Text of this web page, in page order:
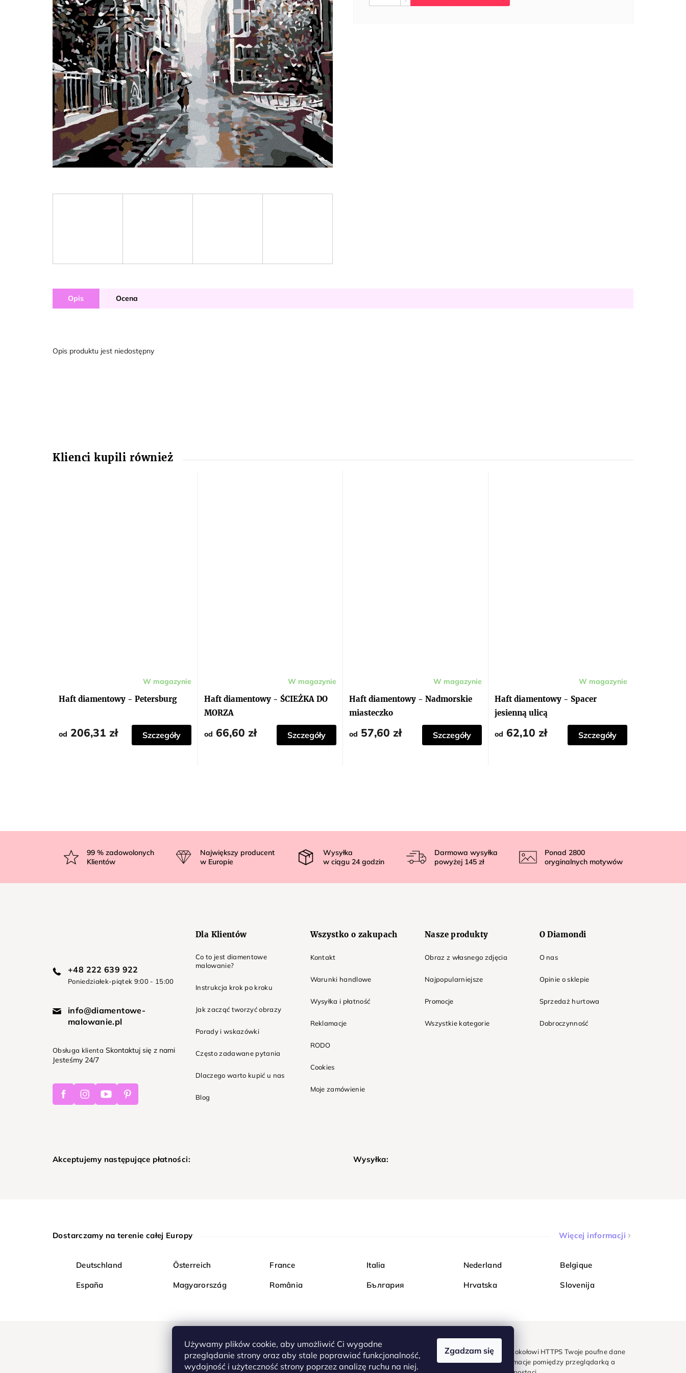
Używamy plików cookie, aby umożliwić Ci wygodne
przeglądanie strony oraz aby stale poprawiać funkcjonalność,
wydajność i użyteczność strony poprzez analizę ruchu na niej.
Zgadzam się
Opis Ocena
Opis produktu jest niedostępny
Haft diamentowy - Petersburg
W magazynie
od 206,31 zł Szczegóły
Haft diamentowy - ŚCIEŻKA DO
MORZA
W magazynie
od 66,60 zł Szczegóły
Haft diamentowy - Nadmorskie
miasteczko
produktu
wynosi
5,0
na
gwiazdek.
W magazynie
od 57,60 zł Szczegóły
Haft diamentowy - Spacer
jesienną ulicą
W magazynie
od 62,10 zł Szczegóły
p
99% zadowolonych
Klientów
Największy producent
w Europie
Wysyłka
w ciągu 24 godzin
Darmowa wysyłka
powyżej 145 zł
Ponad 2800
oryginalnych motywów
+48 222 639 922
Poniedziałek-piątek 9:00 - 15:00
info@diamentowe-
malowanie.pl
Obsługa klienta Skontaktuj się z nami
Jesteśmy 24/7
FacebookInstagramYoutubePinterest
Dla Klientów
Co to jest diamentowe
malowanie?
Instrukcja krok po kroku
Jak zacząć tworzyć obrazy
Porady i wskazówki
Często zadawane pytania
Dlaczego warto kupić u nas
Blog
Wszystko o zakupach
Kontakt
Warunki handlowe
Wysyłka i płatność
Reklamacje
RODO
Cookies
Moje zamówienie
Nasze produkty
Obraz z własnego zdjęcia
Najpopularniejsze
Promocje
Wszystkie kategorie
O Diamondi
O nas
Opinie o sklepie
Sprzedaż hurtowa
Dobroczynność
Akceptujemy następujące płatności: Wysyłka:
Dostarczamy na terenie całej Europy Więcej informacji
Deutschland Österreich France Italia Nederland Belgique
España Magyarország România България Hrvatska Slovenija
Kupuj bezpiecznie w Diamondi. Dzięki protokołowi HTTPS Twoje poufne dane
są całkowicie bezpieczne - wszystkie informacje pomiędzy przeglądarką a